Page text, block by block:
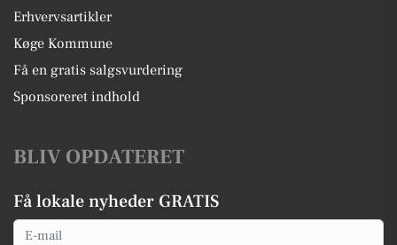
Erhvervsartikler
Køge Kommune
Få en gratis salgsvurdering
Sponsoreret indhold
BLIV OPDATERET
Få lokale nyheder GRATIS
Email